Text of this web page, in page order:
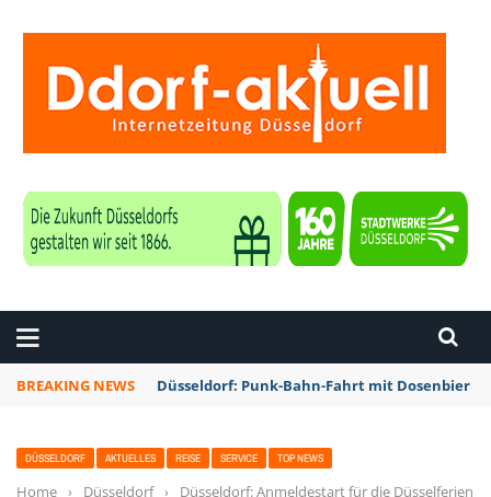
BREAKING NEWS Düsseldorf: Punk-Bahn-Fahrt mit Dosenbier
DÜSSELDORF AKTUELLES REISE SERVICE TOP NEWS
Home › Düsseldorf ›
Düsseldorf: Anmeldestart für die Düsselferien